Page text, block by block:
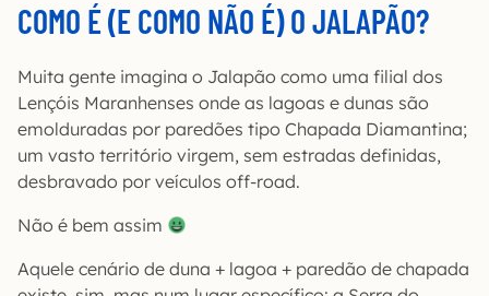
COMO É (E COMO NÃO É) O JALAPÃO?
Muita gente imagina o Jalapão como uma filial dos
Lençóis Maranhenses onde as lagoas e dunas são
emolduradas por paredões tipo Chapada Diamantina;
um vasto território virgem, sem estradas definidas,
desbravado por veículos off-road.
Não é bem assim
Aquele cenário de duna + lagoa + paredão de chapada